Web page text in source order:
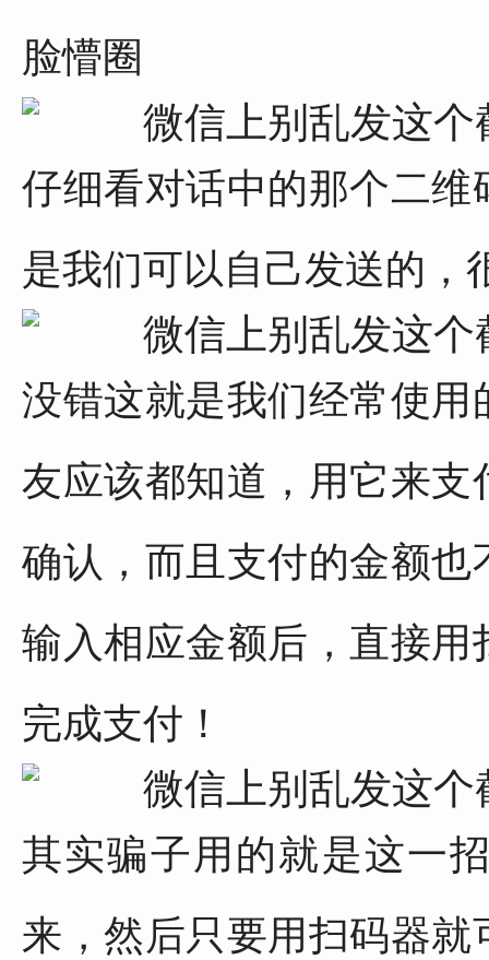
脸懵圈
仔细看对话中的那个二
是我们可以自己发送的，
没错这就是我们经常使
友应该都知道，用它来
确认，而且支付的金额
输入相应金额后，直接
完成支付！
其实骗子用的就是这一
来，然后只要用扫码器